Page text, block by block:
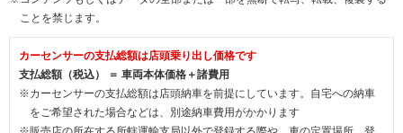
ことを禁じます。
カーセンサーの支払総額は店頭乗り出し価格です
支払総額（税込） ＝ 車両本体価格＋諸費用
※カーセンサーの支払総額は店頭納車を前提にしています。自宅への納車
をご希望された場合などは、別途納車費用がかかります